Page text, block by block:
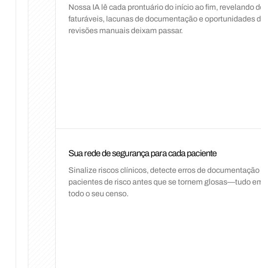
Nossa IA lê cada prontuário do início ao fim, revelando
faturáveis, lacunas de documentação e oportunidades
revisões manuais deixam passar.
Sua rede de segurança para cada paciente
Sinalize riscos clínicos, detecte erros de
pacientes de risco antes que se tornem glosas—tudo
todo o seu censo.